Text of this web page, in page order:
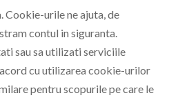
Cookie-urile ne ajuta, de
contul in siguranta.
sau sa utilizati serviciile
cu utilizarea cookie-urilor
pentru scopurile pe care le